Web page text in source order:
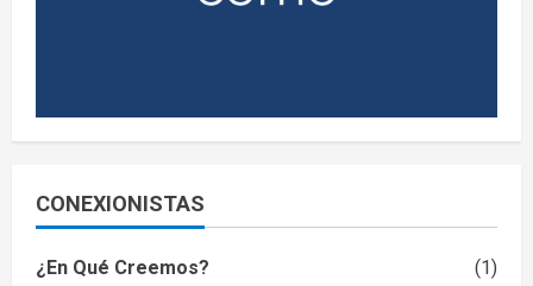
CONEXIONISTAS
¿En Qué Creemos? (1)